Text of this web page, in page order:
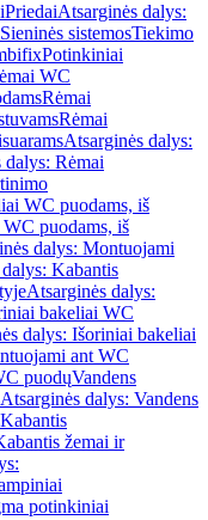
PriedaiAtsarginės dalys:
sistemosTiekimo
Potinkiniai
WC
Rėmai
Rėmai
Atsarginės dalys:
dalys: Rėmai
WC puodams, iš
puodams, iš
dalys: Montuojami
Kabantis
Atsarginės dalys:
bakeliai WC
dalys: Išoriniai bakeliai
ant WC
puodųVandens
Atsarginės dalys: Vandens
Kabantis
žemai ir
potinkiniai